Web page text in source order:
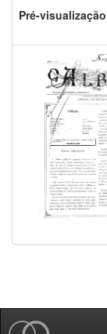
Pré-visualização